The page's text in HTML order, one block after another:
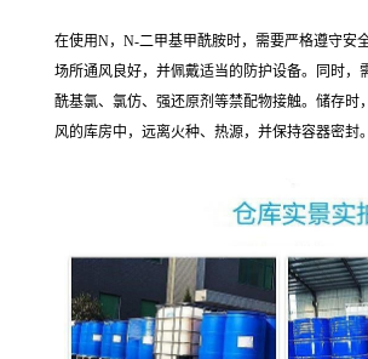
在使用N，N-二甲基甲酰胺时，需要严格遵守安
场所通风良好，并佩戴适当的防护设备。同时，
酰基氯、氯仿、强还原剂等禁配物接触。储存时
风的库房中，远离火种、热源，并保持容器密封。